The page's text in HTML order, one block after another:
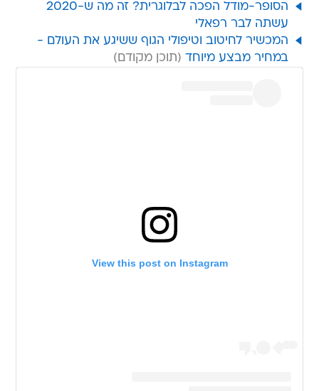
הסופר-מודל הפכה לבלוגרית? זה מה ש-2020
עשתה לבר רפאלי
המכשיר לחיטוב וטיפולי הגוף ששיגע את העולם -
במחיר מבצע מיוחד
View this post on Instagram